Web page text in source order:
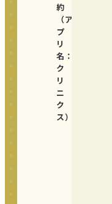
約
（ア
プ
リ
名：
ク
リ
ニ
ク
ス）